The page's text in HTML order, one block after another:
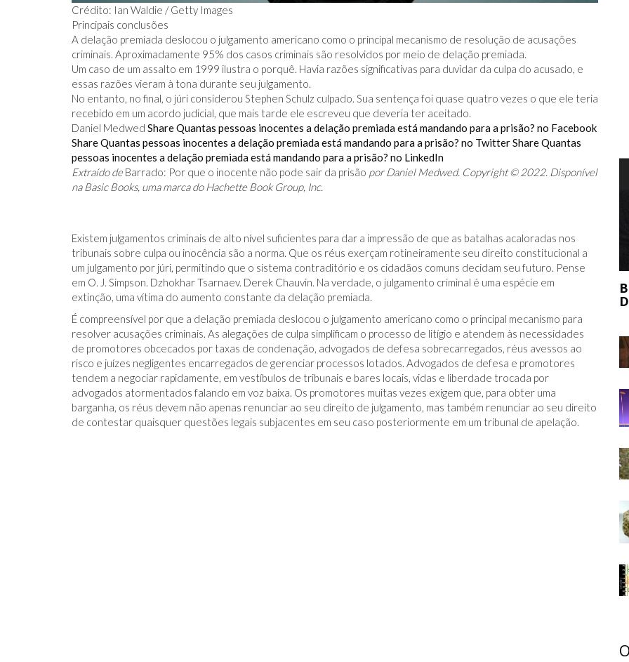
Crédito: Ian Waldie / Getty Images
Principais conclusões
A delação premiada deslocou o julgamento americano como o principal mecanismo de resolução de acusações
criminais. Aproximadamente 95% dos casos criminais são resolvidos por meio de delação premiada.
Um caso de um assalto em 1999 ilustra o porquê. Havia razões significativas para duvidar da culpa do acusado, e
essas razões vieram à tona durante seu julgamento.
No entanto, no final, o júri considerou Stephen Schulz culpado. Sua sentença foi quase quatro vezes o que ele teria
recebido em um acordo judicial, que mais tarde ele escreveu que deveria ter aceitado.
Daniel Medwed Share Quantas pessoas inocentes a delação premiada está mandando para a prisão? no Facebook
Share Quantas pessoas inocentes a delação premiada está mandando para a prisão? no TwitterShare Quantas
pessoas inocentes a delação premiada está mandando para a prisão? no LinkedIn
Extraído deBarrado: Por que o inocente não pode sair da prisão por Daniel Medwed. Copyright © 2022. Disponível
na Basic Books, uma marca do Hachette Book Group, Inc.
Existem julgamentos criminais de alto nível suficientes para dar a impressão de que as batalhas acaloradas nos
tribunais sobre culpa ou inocência são a norma. Que os réus exerçam rotineiramente seu direito constitucional a
um julgamento por júri, permitindo que o sistema contraditório e os cidadãos comuns decidam seu futuro. Pense
em O. J. Simpson. Dzhokhar Tsarnaev. Derek Chauvin. Na verdade, o julgamento criminal é uma espécie em
extinção, uma vítima do aumento constante da delação premiada.
É compreensível por que a delação premiada deslocou o julgamento americano como o principal mecanismo para
resolver acusações criminais. As alegações de culpa simplificam o processo de litígio e atendem às necessidades
de promotores obcecados por taxas de condenação, advogados de defesa sobrecarregados, réus avessos ao
risco e juízes negligentes encarregados de gerenciar processos lotados. Advogados de defesa e promotores
tendem a negociar rapidamente, em vestíbulos de tribunais e bares locais, vidas e liberdade trocada por
advogados atormentados falando em voz baixa. Os promotores muitas vezes exigem que, para obter uma
barganha, os réus devem não apenas renunciar ao seu direito de julgamento, mas também renunciar ao seu direito
de contestar quaisquer questões legais subjacentes em seu caso posteriormente em um tribunal de apelação.
NO FACEBOOK
- PARA
O TRUQUE ANTICÂNCER DOS
ELEFANTES É DESCOBERTO
BERNIE MADOFF AJUDOU O MERCADO
DE ARTE?